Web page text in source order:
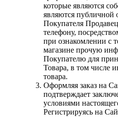
которые являются
являются публичной
Покупателя
телефону,
при ознакомлении с
магазине прочую
Покупателю для
Товара, в том числе
товара.
Оформляя заказ на
подтверждает
условиями
Регистрируясь на